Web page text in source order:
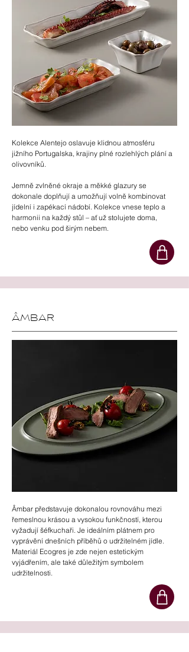
Kolekce Alentejo oslavuje klidnou atmosféru
jižního Portugalska, krajiny plné rozlehlých plání a
olivovníků.
Jemně zvlněné okraje a měkké glazury se
dokonale doplňují a umožňují volně kombinovat
jídelní i zapékací nádobí. Kolekce vnese teplo a
harmonii na každý stůl – ať už stolujete doma,
nebo venku pod širým nebem.
ÂMBAR
Âmbar představuje dokonalou rovnováhu mezi
řemeslnou krásou a vysokou funkčností, kterou
vyžadují šéfkuchaři. Je ideálním plátnem pro
vyprávění dnešních příběhů o udržitelném jídle.
Materiál Ecogres je zde nejen estetickým
vyjádřením, ale také důležitým symbolem
udržitelnosti.